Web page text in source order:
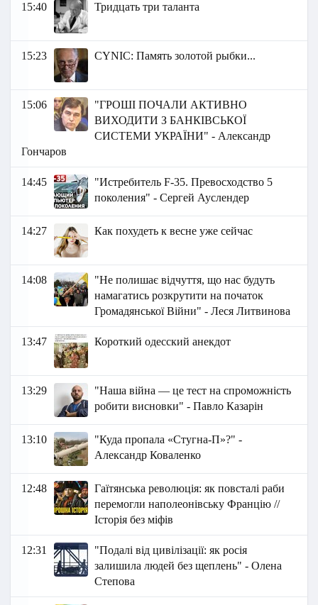
15:40 Тридцать три таланта
15:23 СYNIC: Память золотой рыбки...
15:06
"ГРОШІ ПОЧАЛИ АКТИВНО
ВИХОДИТИ З БАНКІВСЬКОЇ
СИСТЕМИ УКРАЇНИ" - Александр
Гончаров
14:45
"Истребитель F-35. Превосходство 5
поколения" - Сергей Ауслендер
14:27 Как похудеть к весне уже сейчас
14:08
"Не полишає відчуття, що нас будуть
намагатись розкрутити на початок
Громадянської Війни" - Леся Литвинова
13:47 Короткий одесский анекдот
13:29
"Наша війна — це тест на спроможність
робити висновки" - Павло Казарін
13:10
"Куда пропала «Стугна-П»?" -
Александр Коваленко
12:48
Гаїтянська революція: як повсталі раби
перемогли наполеонівську Францію //
Історія без міфів
12:31
"Подалі від цивілізації: як росія
залишила людей без щеплень" - Олена
Степова